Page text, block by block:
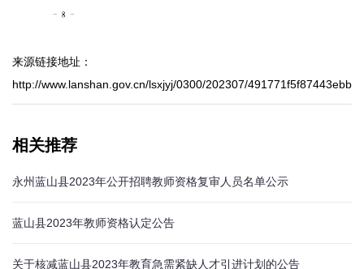
来源链接地址：
http://www.lanshan.gov.cn/lsxjyj/0300/202307/
相关推荐
永州蓝山县2023年公开招聘教师资格复审人员名单公示
蓝山县2023年教师资格认定公告
关于核减蓝山县2023年教育急需紧缺人才引进计划的公告